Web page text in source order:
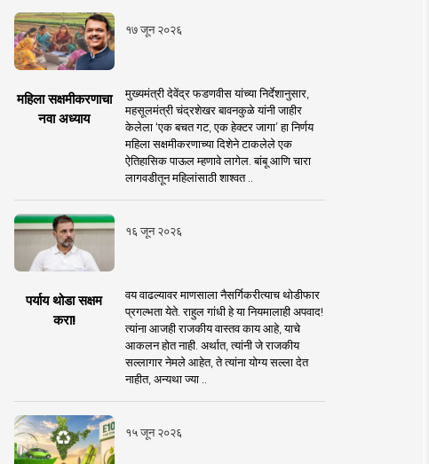
१७ जून २०२६
महिला सक्षमीकरणाचा
नवा अध्याय
मुख्यमंत्री देवेंद्र फडणवीस यांच्या निर्देशानुसार,
महसूलमंत्री चंद्रशेखर बावनकुळे यांनी जाहीर
केलेला ‘एक बचत गट, एक हेक्टर जागा’ हा निर्णय
महिला सक्षमीकरणाच्या दिशेने टाकलेले एक
ऐतिहासिक पाऊल म्हणावे लागेल. बांबू आणि चारा
लागवडीतून महिलांसाठी शाश्वत ..
१६ जून २०२६
पर्याय थोडा सक्षम
करा!
वय वाढल्यावर माणसाला नैसर्गिकरीत्याच थोडीफार
प्रगल्भता येते. राहुल गांधी हे या नियमालाही अपवाद!
त्यांना आजही राजकीय वास्तव काय आहे, याचे
आकलन होत नाही. अर्थात, त्यांनी जे राजकीय
सल्लागार नेमले आहेत, ते त्यांना योग्य सल्ला देत
नाहीत, अन्यथा ज्या ..
१५ जून २०२६